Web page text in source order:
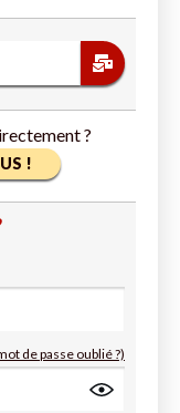
?
!
de passe oublié ?)